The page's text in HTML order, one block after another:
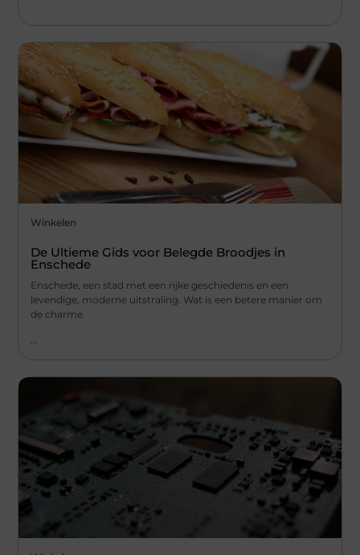
Winkelen
De Ultieme Gids voor Belegde Broodjes in
Enschede
Enschede, een stad met een rijke geschiedenis en een
levendige, moderne uitstraling. Wat is een betere manier om
de charme
...